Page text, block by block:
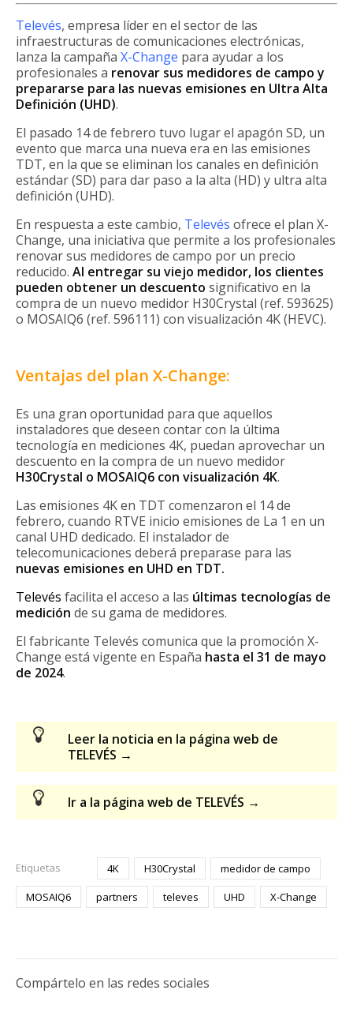
Televés, empresa líder en el sector de las
infraestructuras de comunicaciones electrónicas,
lanza la campaña X-Change para ayudar a los
profesionales a renovar sus medidores de campo y
prepararse para las nuevas emisiones en Ultra Alta
Definición (UHD).
El pasado 14 de febrero tuvo lugar el apagón SD, un
evento que marca una nueva era en las emisiones
TDT, en la que se eliminan los canales en definición
estándar (SD) para dar paso a la alta (HD) y ultra alta
definición (UHD).
En respuesta a este cambio, Televés ofrece el plan X-
Change, una iniciativa que permite a los profesionales
renovar sus medidores de campo por un precio
reducido. Al entregar su viejo medidor, los clientes
pueden obtener un descuento significativo en la
compra de un nuevo medidor H30Crystal (ref. 593625)
o MOSAIQ6 (ref. 596111) con visualización 4K (HEVC).
Ventajas del plan X-Change:
Es una gran oportunidad para que aquellos
instaladores que deseen contar con la última
tecnología en mediciones 4K, puedan aprovechar un
descuento en la compra de un nuevo medidor
H30Crystal o MOSAIQ6 con visualización 4K.
Las emisiones 4K en TDT comenzaron el 14 de
febrero, cuando RTVE inicio emisiones de La 1 en un
canal UHD dedicado. El instalador de
telecomunicaciones deberá preparase para las
nuevas emisiones en UHD en TDT.
Televés facilita el acceso a las últimas tecnologías de
medición de su gama de medidores.
El fabricante Televés comunica que la promoción X-
Change está vigente en España hasta el 31 de mayo
de 2024.
Leer la noticia en la página web de
TELEVÉS →
Ir a la página web de TELEVÉS →
Etiquetas 4K H30Crystal
medidor de campo
MOSAIQ6
partners televes UHD X-Change
Compártelo en las redes sociales